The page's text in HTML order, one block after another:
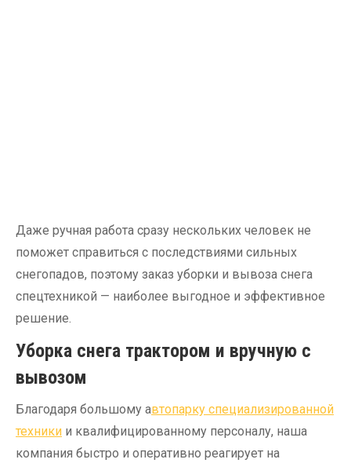
Даже ручная работа сразу нескольких человек не
поможет справиться с последствиями сильных
снегопадов, поэтому заказ уборки и вывоза снега
спецтехникой — наиболее выгодное и эффективное
решение.
Уборка снега трактором и вручную с
вывозом
Благодаря большому автопарку специализированной
техники и квалифицированному персоналу, наша
компания быстро и оперативно реагирует на